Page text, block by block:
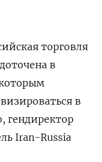
торговля
в
в
гендиректор
Iran-Russia